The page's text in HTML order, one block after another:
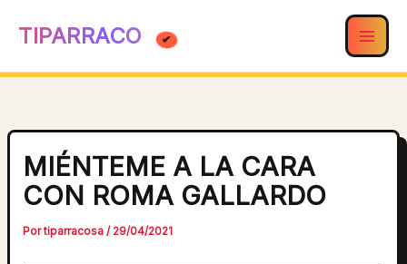
TIPARRACO
MIÉNTEME A LA CARA
CON ROMA GALLARDO
Portiparracosa/ 29/04/2021